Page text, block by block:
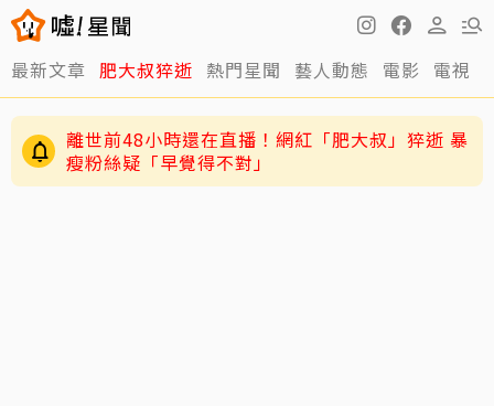
最新文章 肥大叔猝逝 熱門星聞 藝人動態 電影 電視
跳澎湖垃圾山找相機！放火揭民宿丟棄原因「誤
認成按摩棒」